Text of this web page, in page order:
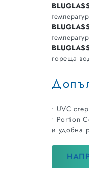
гореща
• UVC
• Portion
и удобна